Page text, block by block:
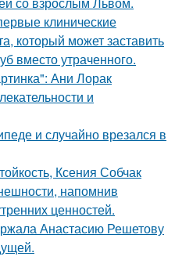
клинические
который может заставить
вместо утраченного.
Ани Лорак
и
и случайно врезался в
Ксения Собчак
напомнив
ценностей.
Анастасию Решетову